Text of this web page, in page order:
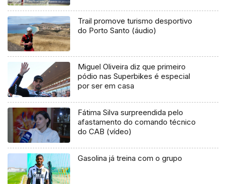
Trail promove turismo desportivo
do Porto Santo (áudio)
Miguel Oliveira diz que primeiro
pódio nas Superbikes é especial
por ser em casa
Fátima Silva surpreendida pelo
afastamento do comando técnico
do CAB (vídeo)
Gasolina já treina com o grupo